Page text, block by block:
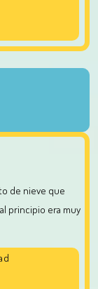
principio era muy